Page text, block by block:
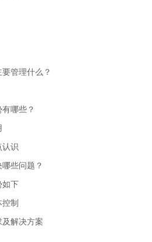
管理什么？
哪些？
认识
些问题？
如下
控制
解决方案